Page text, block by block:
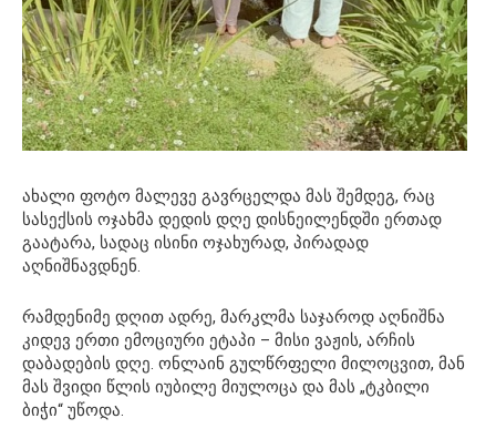
ახალი ფოტო მალევე გავრცელდა მას შემდეგ, რაც
სასექსის ოჯახმა დედის დღე დისნეილენდში ერთად
გაატარა, სადაც ისინი ოჯახურად, პირადად
აღნიშნავდნენ.
რამდენიმე დღით ადრე, მარკლმა საჯაროდ აღნიშნა
კიდევ ერთი ემოციური ეტაპი – მისი ვაჟის, არჩის
დაბადების დღე. ონლაინ გულწრფელი მილოცვით, მან
მას შვიდი წლის იუბილე მიულოცა და მას „ტკბილი
ბიჭი“ უწოდა.